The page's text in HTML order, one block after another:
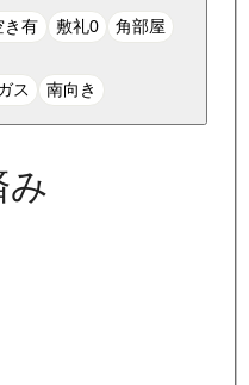
き有 敷礼0 角部屋
ス 南向き
み